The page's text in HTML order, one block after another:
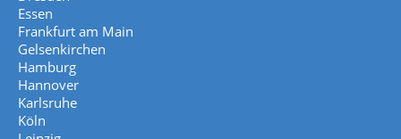
Essen
Frankfurt am Main
Gelsenkirchen
Hamburg
Hannover
Karlsruhe
Köln